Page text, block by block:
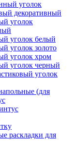
уголок
декоративный
уголок
уголок белый
уголок золото
уголок хром
уголок черный
уголок
(для
раскладки для